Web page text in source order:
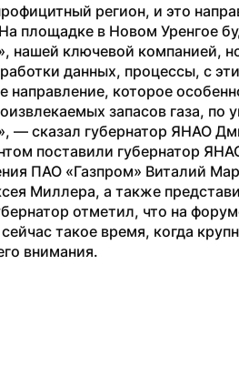
регион, и это
площадке в Новом Уренгое
нашей ключевой компанией,
данных, процессы, с
направление, которое
запасов газа, по
— сказал губернатор ЯНАО
поставили губернатор
ПАО «Газпром» Виталий
Миллера, а также
отметил, что на
такое время, когда
внимания.